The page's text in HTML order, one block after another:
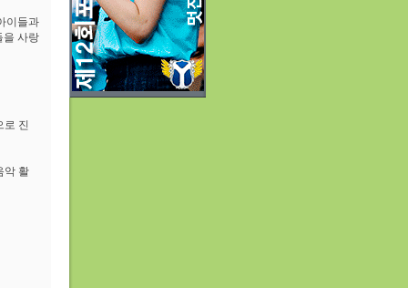
이들과
을 사랑
로 진
악 활